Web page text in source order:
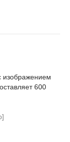
изображением
600